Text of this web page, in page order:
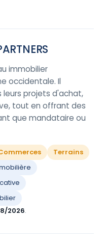
immobilier
occidentale. Il
projets d'achat,
tout en offrant des
que mandataire ou
Terrains
2026.